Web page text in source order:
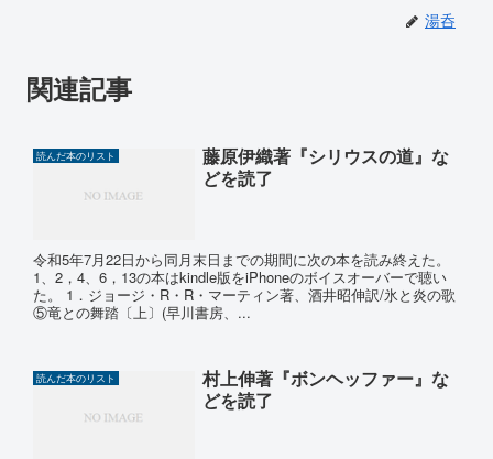
湯呑
関連記事
読んだ本のリスト
藤原伊織著『シリウスの道』な
どを読了
令和5年7月22日から同月末日までの期間に次の本を読み終えた。
1、2，4、6，13の本はkindle版をiPhoneのボイスオーバーで聴い
た。 1．ジョージ・R・R・マーティン著、酒井昭伸訳/氷と炎の歌
⑤竜との舞踏〔上〕(早川書房、...
読んだ本のリスト
村上伸著『ボンヘッファー』な
どを読了